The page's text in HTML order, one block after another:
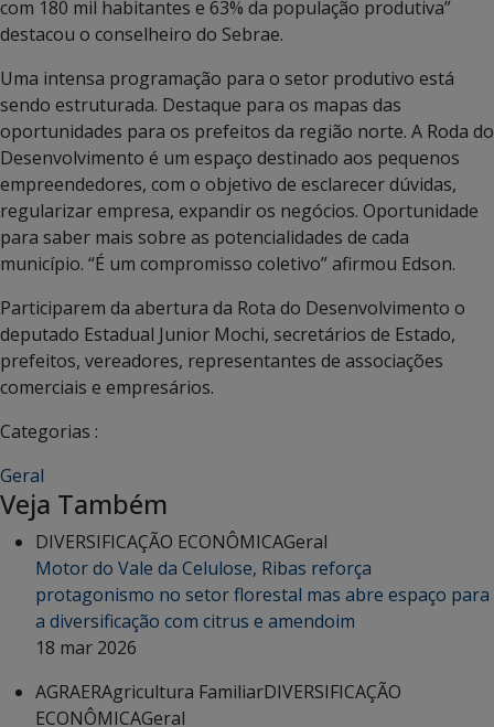
com 180 mil habitantes e 63% da população produtiva”
destacou o conselheiro do Sebrae.
Uma intensa programação para o setor produtivo está
sendo estruturada. Destaque para os mapas das
oportunidades para os prefeitos da região norte. A Roda do
Desenvolvimento é um espaço destinado aos pequenos
empreendedores, com o objetivo de esclarecer dúvidas,
regularizar empresa, expandir os negócios. Oportunidade
para saber mais sobre as potencialidades de cada
município. “É um compromisso coletivo” afirmou Edson.
Participarem da abertura da Rota do Desenvolvimento o
deputado Estadual Junior Mochi, secretários de Estado,
prefeitos, vereadores, representantes de associações
comerciais e empresários.
Categorias :
Geral
Veja Também
DIVERSIFICAÇÃO ECONÔMICAGeral
Motor do Vale da Celulose, Ribas reforça
protagonismo no setor florestal mas abre espaço para
a diversificação com citrus e amendoim
18 mar 2026
AGRAERAgricultura FamiliarDIVERSIFICAÇÃO
ECONÔMICAGeral